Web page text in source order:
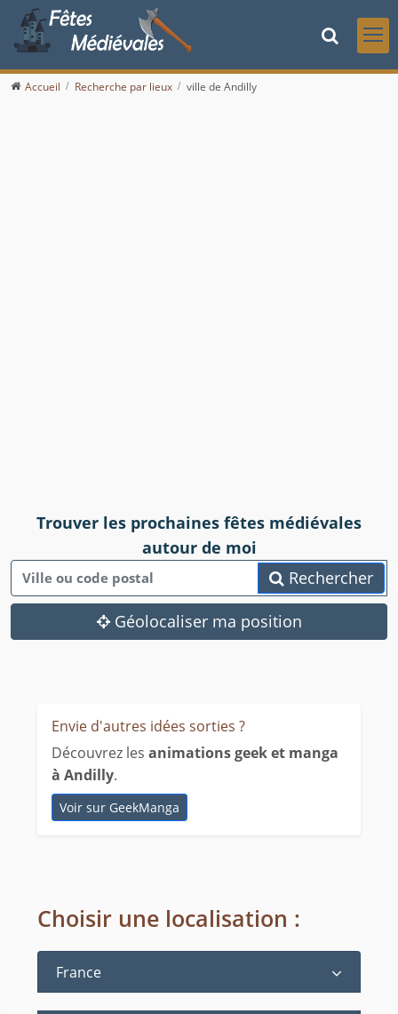
Accueil Recherche par lieux ville de Andilly
Trouver les prochaines fêtes médiévales
autour de moi
Rechercher
Géolocaliser ma position
Envie d'autres idées sorties ?
Découvrez les animations geek et manga
à Andilly.
Voir sur GeekManga
Choisir une localisation :
France